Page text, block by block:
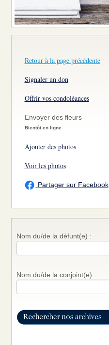
Retour à la page précédente
Signaler un don
Offrir vos condoléances
Envoyer des fleurs
Bientôt en ligne
Ajouter des photos
Voir les photos
Partager sur Facebook
Nom du/de la défunt(e) :
Nom du/de la conjoint(e) :